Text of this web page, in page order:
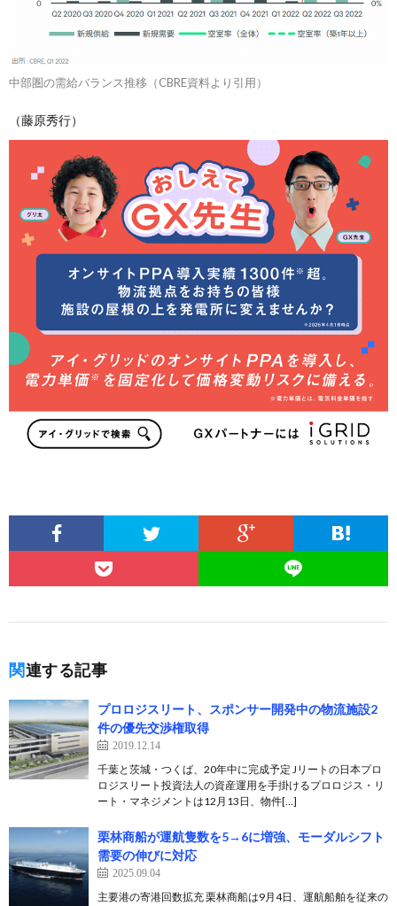
中部圏の需給バランス推移（CBRE資料より引用）
（藤原秀行）
関連する記事
プロロジスリート、スポンサー開発中の物流施設2
件の優先交渉権取得
2019.12.14
千葉と茨城・つくば、20年中に完成予定 Jリートの日本プロ
ロジスリート投資法人の資産運用を手掛けるプロロジス・リ
ート・マネジメントは12月13日、物件[…]
栗林商船が運航隻数を5→6に増強、モーダルシフト
需要の伸びに対応
2025.09.04
主要港の寄港回数拡充 栗林商船は9月4日、運航船舶を従来の